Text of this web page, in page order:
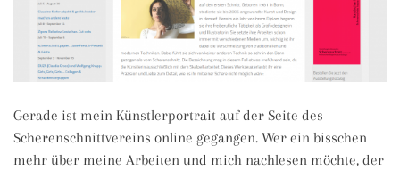
Gerade ist mein Künstlerportrait auf der Seite des
Scherenschnittvereins online gegangen. Wer ein bisschen
mehr über meine Arbeiten und mich nachlesen möchte, der